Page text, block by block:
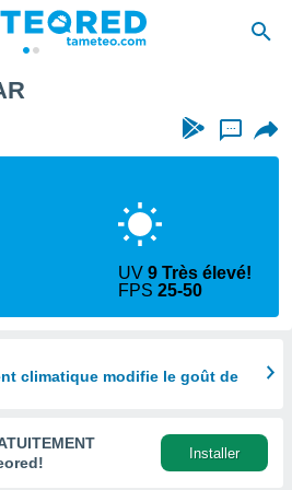
...
UV9 Très élevé!
FPS25-50
climatique modifie le goût de
Installer